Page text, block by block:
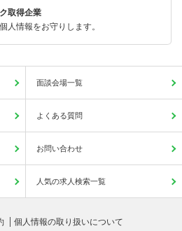
取得企業
人情報をお守りします。
面談会場一覧
よくある質問
お問い合わせ
人気の求人検索一覧
個人情報の取り扱いについて